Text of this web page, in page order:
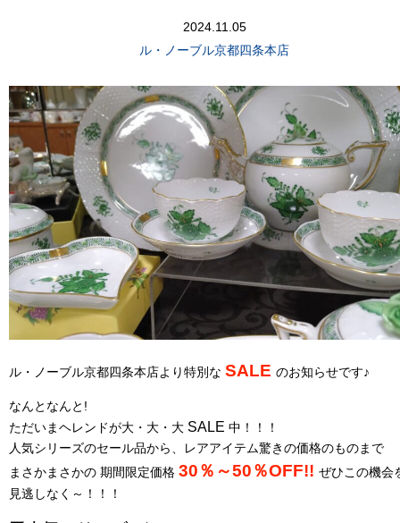
2024.11.05
ル・ノーブル京都四条本店
ル・ノーブル京都四条本店より特別な SALE のお知らせです♪
なんとなんと!
ただいまヘレンドが大・大・大 SALE 中！！！
人気シリーズのセール品から、レアアイテム驚きの価格のものまで
まさかまさかの 期間限定価格 30％～50％OFF!! ぜひこの機会
見逃しなく～！！！